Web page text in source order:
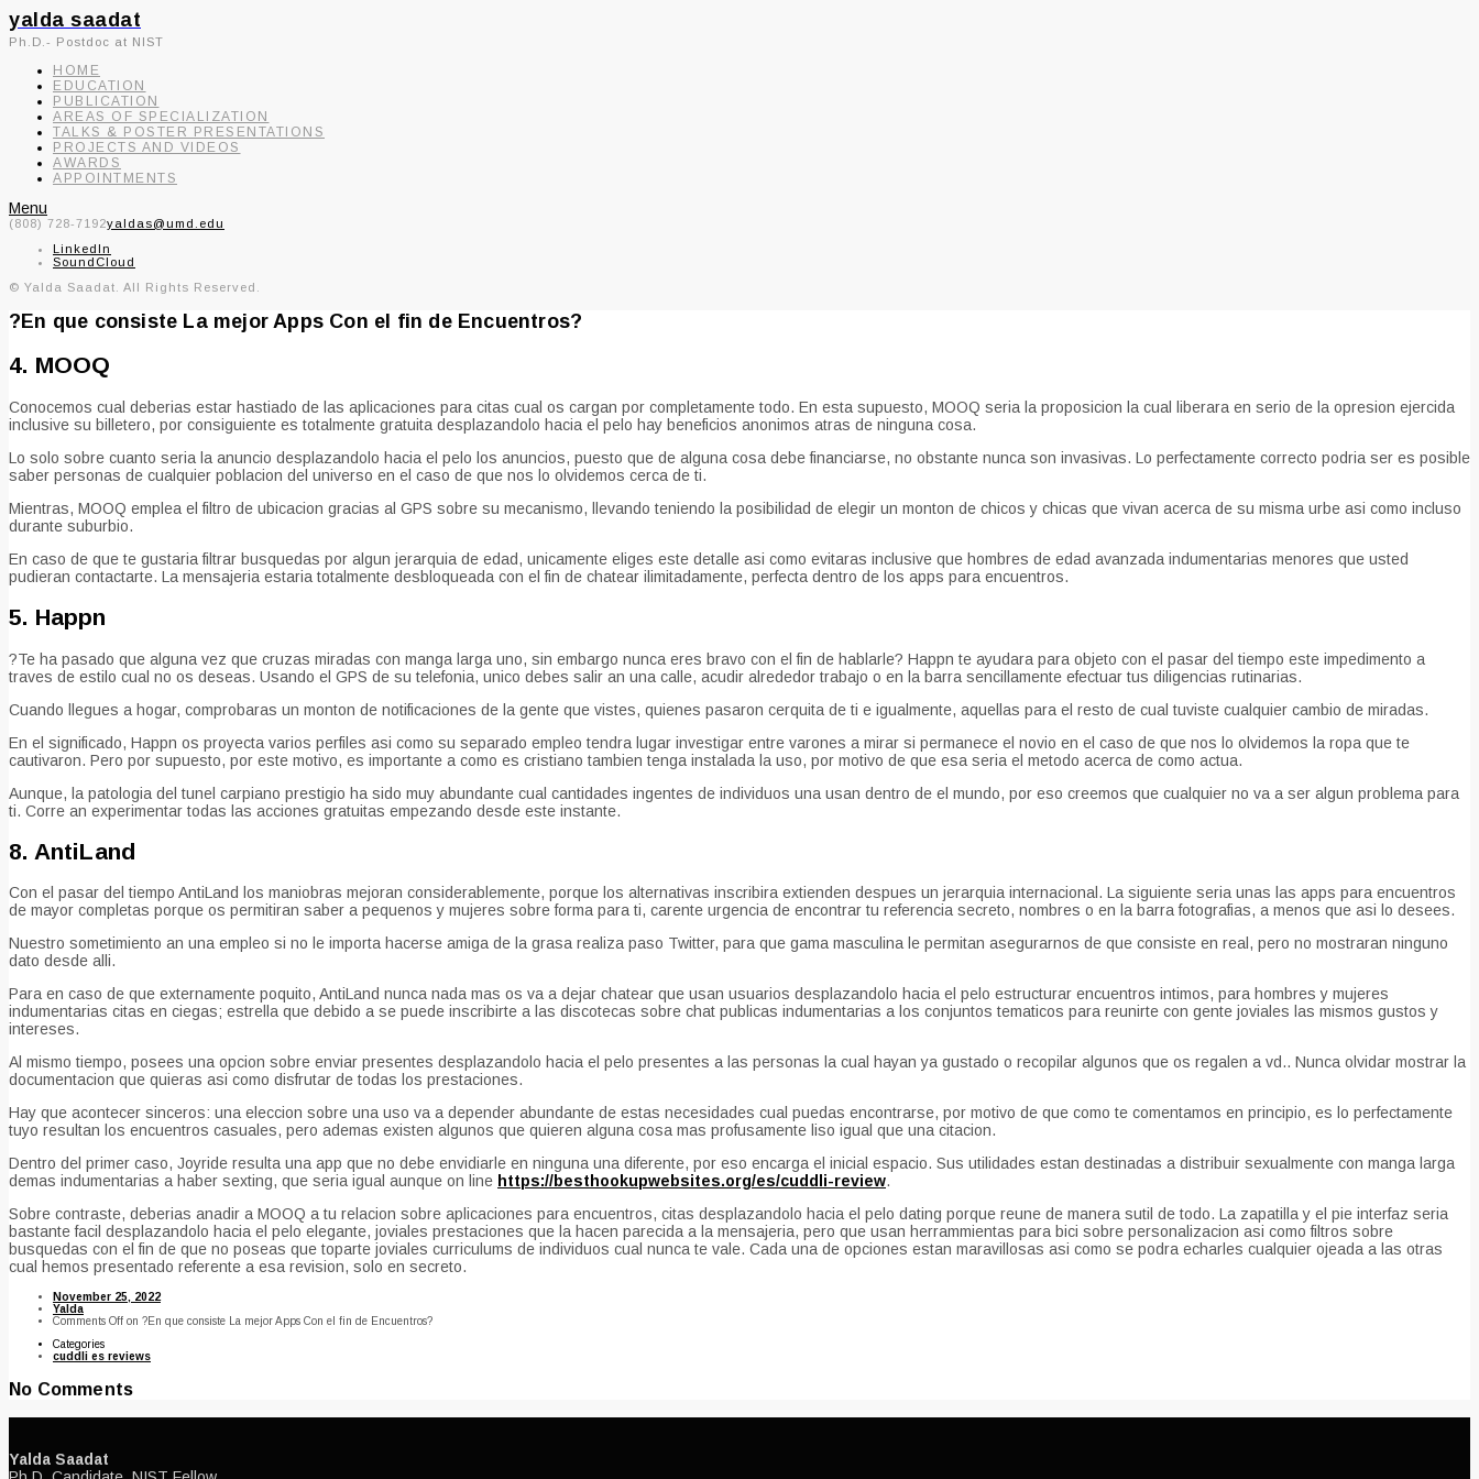
yalda saadat
Ph.D.- Postdoc at NIST
HOME
EDUCATION
PUBLICATION
AREAS OF SPECIALIZATION
TALKS & POSTER PRESENTATIONS
PROJECTS AND VIDEOS
AWARDS
APPOINTMENTS
Menu
(808) 728-7192yaldas@umd.edu
LinkedIn
SoundCloud
© Yalda Saadat. All Rights Reserved.
?En que consiste La mejor Apps Con el fin de Encuentros?
4. MOOQ
Conocemos cual deberias estar hastiado de las aplicaciones para citas cual os cargan por completamente todo. En esta supuesto, MOOQ seria la proposicion la cual liberara en serio de la opresion ejercida
inclusive su billetero, por consiguiente es totalmente gratuita desplazandolo hacia el pelo hay beneficios anonimos atras de ninguna cosa.
Lo solo sobre cuanto seri­a la anuncio desplazandolo hacia el pelo los anuncios, puesto que de alguna cosa debe financiarse, no obstante nunca son invasivas. Lo perfectamente correcto podri­a ser es posible
saber personas de cualquier poblacion del universo en el caso de que nos lo olvidemos cerca de ti.
Mientras, MOOQ emplea el filtro de ubicacion gracias al GPS sobre su mecanismo, llevando teniendo la posibilidad de elegir un monton de chicos y chicas que vivan acerca de su misma urbe asi­ como incluso
durante suburbio.
En caso de que te gustaria filtrar busquedas por algun jerarquia de edad, unicamente eliges este detalle asi­ como evitaras inclusive que hombres de edad avanzada indumentarias menores que usted
pudieran contactarte. La mensajeria estaria totalmente desbloqueada con el fin de chatear ilimitadamente, perfecta dentro de los apps para encuentros.
5. Happn
?Te ha pasado que alguna vez que cruzas miradas con manga larga uno, sin embargo nunca eres bravo con el fin de hablarle? Happn te ayudara para objeto con el pasar del tiempo este impedimento a
traves de estilo cual no os deseas. Usando el GPS de su telefonia, unico debes salir an una calle, acudir alrededor trabajo o en la barra sencillamente efectuar tus diligencias rutinarias.
Cuando llegues a hogar, comprobaras un monton de notificaciones de la gente que vistes, quienes pasaron cerquita de ti e igualmente, aquellas para el resto de cual tuviste cualquier cambio de miradas.
En el significado, Happn os proyecta varios perfiles asi­ como su separado empleo tendra lugar investigar entre varones a mirar si permanece el novio en el caso de que nos lo olvidemos la ropa que te
cautivaron. Pero por supuesto, por este motivo, es importante a como es cristiano tambien tenga instalada la uso, por motivo de que esa seri­a el metodo acerca de como actua.
Aunque, la patologi­a del tunel carpiano prestigio ha sido muy abundante cual cantidades ingentes de individuos una usan dentro de el mundo, por eso creemos que cualquier no va a ser algun problema para
ti. Corre an experimentar todas las acciones gratuitas empezando desde este instante.
8. AntiLand
Con el pasar del tiempo AntiLand los maniobras mejoran considerablemente, porque los alternativas inscribira extienden despues un jerarquia internacional. La siguiente seria unas las apps para encuentros
de mayor completas porque os permitiran saber a pequenos y mujeres sobre forma para ti, carente urgencia de encontrar tu referencia secreto, nombres o en la barra fotografias, a menos que asi lo desees.
Nuestro sometimiento an una empleo si no le importa hacerse amiga de la grasa realiza paso Twitter, para que gama masculina le permitan asegurarnos de que consiste en real, pero no mostraran ninguno
dato desde alli.
Para en caso de que externamente poquito, AntiLand nunca nada mas os va a dejar chatear que usan usuarios desplazandolo hacia el pelo estructurar encuentros intimos, para hombres y mujeres
indumentarias citas en ciegas; estrella que debido a se puede inscribirte a las discotecas sobre chat publicas indumentarias a los conjuntos tematicos para reunirte con gente joviales las mismos gustos y
intereses.
Al mismo tiempo, posees una opcion sobre enviar presentes desplazandolo hacia el pelo presentes a las personas la cual hayan ya gustado o recopilar algunos que os regalen a vd.. Nunca olvidar mostrar la
documentacion que quieras asi­ como disfrutar de todas los prestaciones.
Hay que acontecer sinceros: una eleccion sobre una uso va a depender abundante de estas necesidades cual puedas encontrarse, por motivo de que como te comentamos en principio, es lo perfectamente
tuyo resultan los encuentros casuales, pero ademas existen algunos que quieren alguna cosa mas profusamente liso igual que una citacion.
Dentro del primer caso, Joyride resulta una app que no debe envidiarle en ninguna una diferente, por eso encarga el inicial espacio. Sus utilidades estan destinadas a distribuir sexualmente con manga larga
demas indumentarias a haber sexting, que seria igual aunque on line https://besthookupwebsites.org/es/cuddli-review.
Sobre contraste, deberias anadir a MOOQ a tu relacion sobre aplicaciones para encuentros, citas desplazandolo hacia el pelo dating porque reune de manera sutil de todo. La zapatilla y el pie interfaz seri­a
bastante facil desplazandolo hacia el pelo elegante, joviales prestaciones que la hacen parecida a la mensajeria, pero que usan herrammientas para bici sobre personalizacion asi­ como filtros sobre
busquedas con el fin de que no poseas que toparte joviales curriculums de individuos cual nunca te vale. Cada una de opciones estan maravillosas asi­ como se podra echarles cualquier ojeada a las otras
cual hemos presentado referente a esa revision, solo en secreto.
November 25, 2022
Yalda
Comments Off on ?En que consiste La mejor Apps Con el fin de Encuentros?
Categories
cuddli es reviews
No Comments
Yalda Saadat